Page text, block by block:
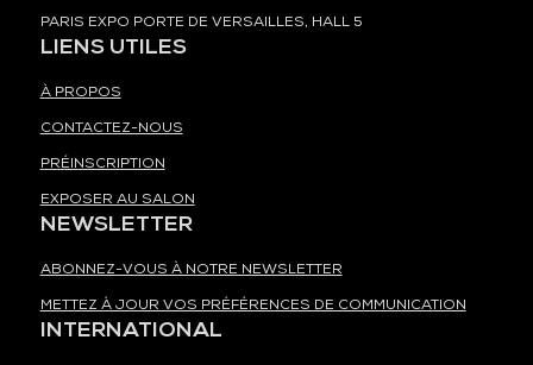
PARIS EXPO PORTE DE VERSAILLES, HALL 5
LIENS UTILES
À PROPOS
CONTACTEZ-NOUS
PRÉINSCRIPTION
EXPOSER AU SALON
NEWSLETTER
ABONNEZ-VOUS À NOTRE NEWSLETTER
METTEZ À JOUR VOS PRÉFÉRENCES DE COMMUNICATION
INTERNATIONAL